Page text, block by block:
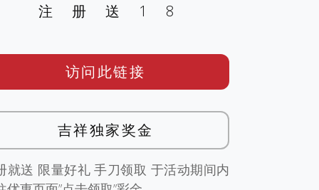
注册送18
访问此链接
吉祥独家奖金
就送 限量好礼 手刀领取 于活动期间内